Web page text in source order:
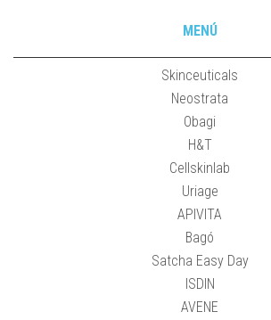
MENÚ
Skinceuticals
Neostrata
Obagi
H&T
Cellskinlab
Uriage
APIVITA
Bagó
Satcha Easy Day
ISDIN
AVENE